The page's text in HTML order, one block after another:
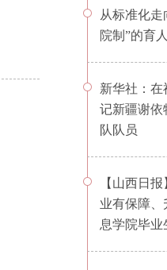
从标准化走
院制”的育
新华社：
记新疆谢依
队队员
【山西日
业有保障
息学院毕